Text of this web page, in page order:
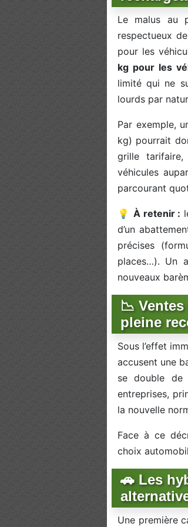
Le malus au
respectueux
pour les
kg pour les
limité qui ne
lourds par
Par exemple,
kg) pourrait
grille
véhicules
parcourant
💡 À retenir :
d’un
précises
places…). Un
nouveaux
📉
pleine
Sous l’effet
accusent une
se double de
entreprises,
la nouvelle
Face à ce
choix
🚗 Les
Une première